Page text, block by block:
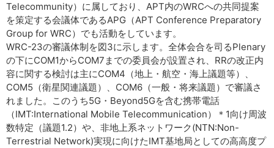
Telecommunity）に属しており、APT内のWRCへの共同提案
を策定する会議体であるAPG（APT Conference Preparatory
Group for WRC）でも活動をしています。
WRC-23の審議体制を図3に示します。全体会合を司るPlenary
の下にCOM1からCOM7までの委員会が設置され、RRの改正内
容に関する検討は主にCOM4（地上・航空・海上議題等）、
COM5（衛星関連議題）、COM6（一般・将来議題）で審議さ
れました。このうち5G・Beyond5Gを含む携帯電話
（IMT:International Mobile Telecommunication）＊1向け周波
数特定（議題1.2）や、非地上系ネットワーク(NTN:Non-
Terrestrial Network)実現に向けたIMT基地局としての高高度プ